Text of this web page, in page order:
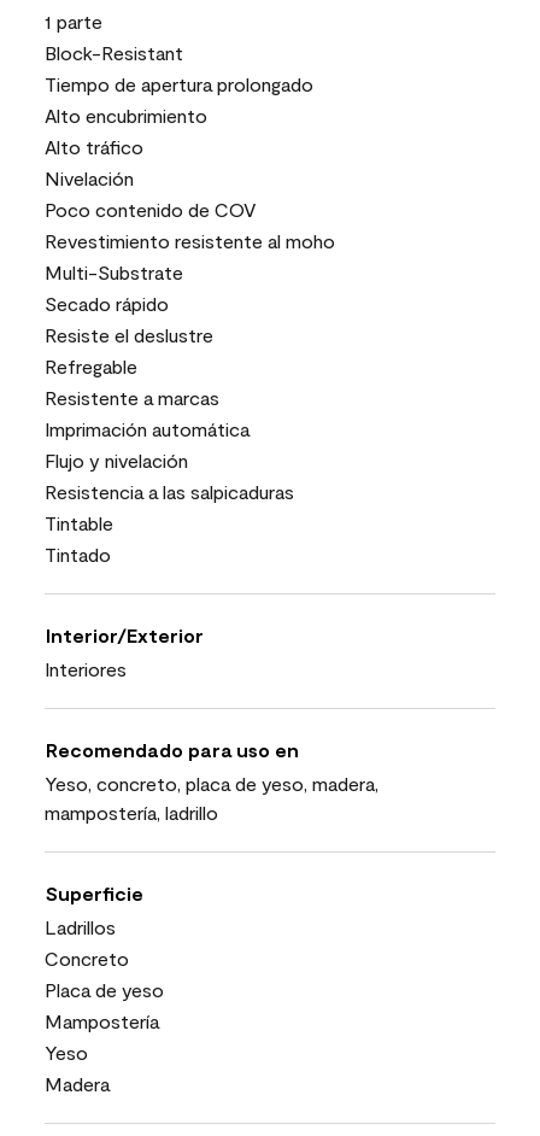
1 parte
Block-Resistant
Tiempo de apertura prolongado
Alto encubrimiento
Alto tráfico
Nivelación
Poco contenido de COV
Revestimiento resistente al moho
Multi-Substrate
Secado rápido
Resiste el deslustre
Refregable
Resistente a marcas
Imprimación automática
Flujo y nivelación
Resistencia a las salpicaduras
Tintable
Tintado
Interior/Exterior
Interiores
Recomendado para uso en
Yeso, concreto, placa de yeso, madera,
mampostería, ladrillo
Superficie
Ladrillos
Concreto
Placa de yeso
Mampostería
Yeso
Madera